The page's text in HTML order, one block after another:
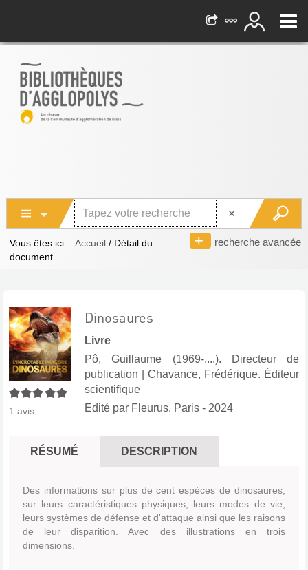
recherche avancée
Vous êtes ici : Accueil / Détail du
document
5/5
1 avis
Dinosaures
Livre
Pô, Guillaume (1969-....). Directeur de
publication
Chavance, Frédérique. Éditeur
scientifique
Edité par Fleurus. Paris - 2024
RÉSUMÉ DESCRIPTION
Des informations sur plus de cent espèces de dinosaures,
sur leurs caractéristiques physiques, leurs modes de vie,
leurs systèmes de défense et d'attaque ainsi que les raisons
de leur disparition. Avec des illustrations en trois
dimensions.